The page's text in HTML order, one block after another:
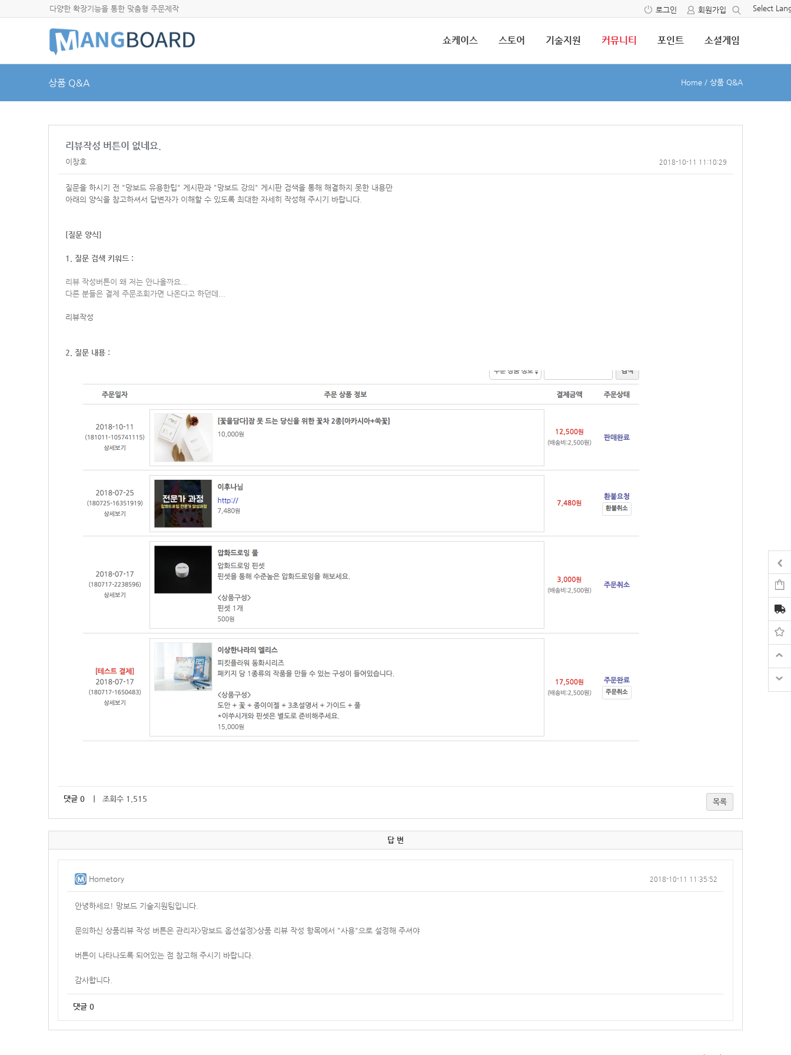
다양한 확장기능을 통한 맞춤형 주문제작 Select
로그인 회원가입
쇼케이스 스토어 기술지원 커뮤니티 포인트 소셜게임
상품 Q&A Home / 상품 Q&A
리뷰작성 버튼이 없네요.
이창호 2018-10-11 11:10:29
질문을 하시기 전 "망보드 유용한팁" 게시판과 "망보드 강의" 게시판 검색을 통해 해결하지 못한 내용만
아래의 양식을 참고하셔서 답변자가 이해할 수 있도록 최대한 자세히 작성해 주시기 바랍니다.
[질문 양식]
1. 질문 검색 키워드 :
리뷰 작성버튼이 왜 저는 안나올까요...
다른 분들은 결제 주문조회가면 나온다고 하던데...
리뷰작성
2. 질문 내용 :
댓글 0 ｜ 조회수 1,515 목록
답 변
Hometory 2018-10-11 11:35:52
안녕하세요! 망보드 기술지원팀입니다.
문의하신 상품리뷰 작성 버튼은 관리자>망보드 옵션설정>상품 리뷰 작성 항목에서 "사용"으로 설정해 주셔야
버튼이 나타나도록 되어있는 점 참고해 주시기 바랍니다.
감사합니다.
댓글 0